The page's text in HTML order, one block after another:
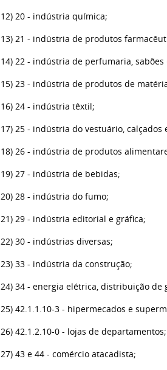
12) 20 - indústria química;
13) 21 - indústria de produtos
14) 22 - indústria de perfumaria, sabões
15) 23 - indústria de produtos de
16) 24 - indústria têxtil;
17) 25 - indústria do vestuário, calçados
18) 26 - indústria de produtos
19) 27 - indústria de bebidas;
20) 28 - indústria do fumo;
21) 29 - indústria editorial e gráfica;
22) 30 - indústrias diversas;
23) 33 - indústria da construção;
24) 34 - energia elétrica, distribuição de
25) 42.1.1.10-3 - hipermecados e
26) 42.1.2.10-0 - lojas de departamentos;
27) 43 e 44 - comércio atacadista;